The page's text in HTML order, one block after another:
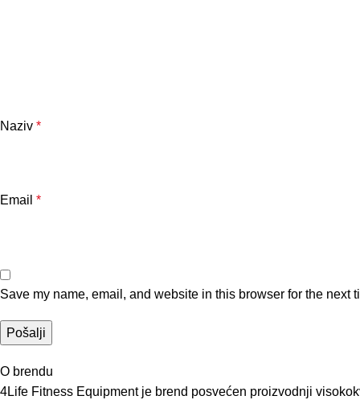
Naziv *
Email *
Save my name, email, and website in this browser for the next
O brendu
4Life Fitness Equipment je brend posvećen proizvodnji